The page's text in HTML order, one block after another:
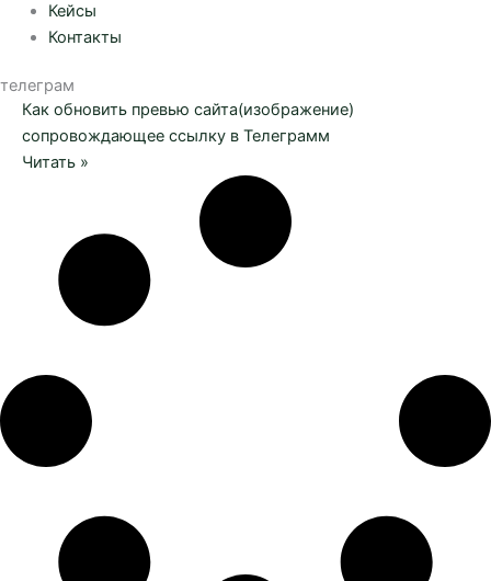
Кейсы
Контакты
телеграм
Как обновить превью сайта(изображение)
сопровождающее ссылку в Телеграмм
Читать »